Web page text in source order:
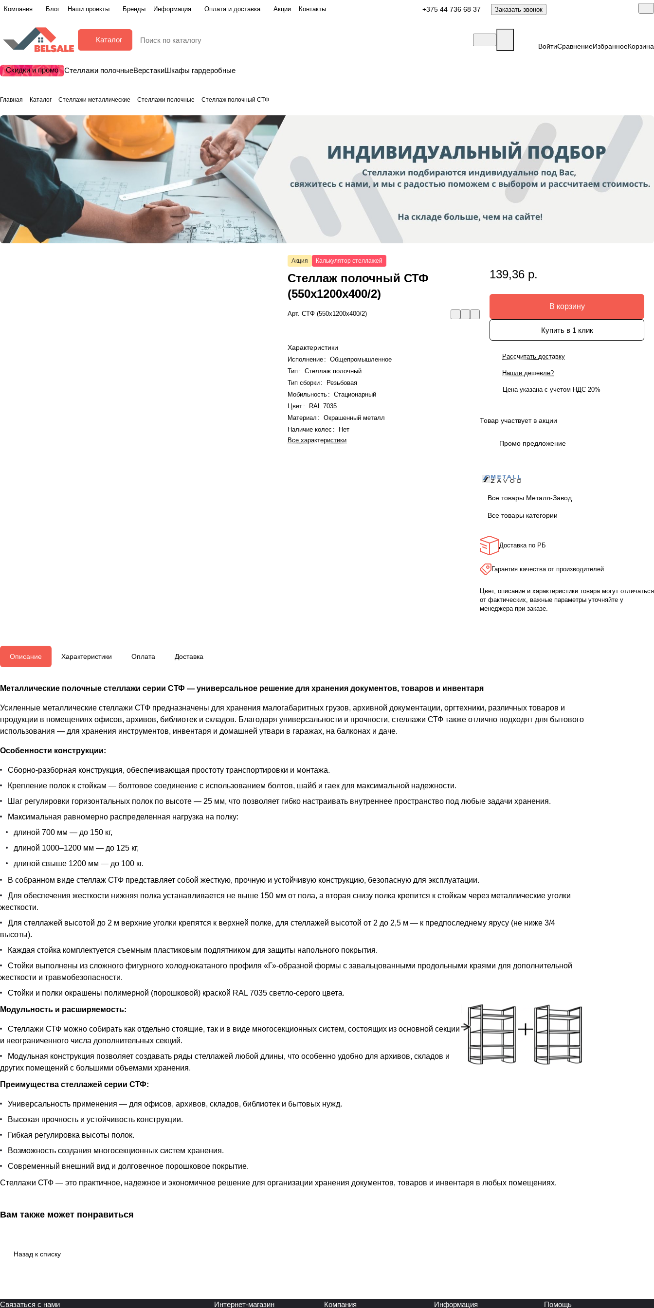
Компания Блог Наши проекты Бренды Информация Оплата и доставка Акции Контакты +375 44 736 68 37 Заказать звонок
Каталог
ВойтиСравнениеИзбранноеКорзина
Скидки и промо Стеллажи полочныеВерстакиШкафы гардеробные
Главная Каталог Стеллажи металлические Стеллажи полочные Стеллаж полочный СТФ
Акция Калькулятор стеллажей
Стеллаж полочный СТФ
(550x1200x400/2)
Арт.СТФ (550x1200x400/2)
Характеристики
Исполнение :
Общепромышленное
Тип :
Стеллаж полочный
Тип сборки:
Резьбовая
Мобильность :
Стационарный
Цвет :
RAL 7035
Материал :
Окрашенный металл
Наличие колес :
Нет
Все характеристики
139,36 р.
В корзину
Купить в 1 клик
Рассчитать доставку
Нашли дешевле?
Цена указана с учетом НДС 20%
Товар участвует в акции
Промо предложение
Все товары Металл-Завод
Все товары категории
Доставка по РБ
Гарантия качества от производителей
Цвет, описание и характеристики товара могут отличаться
от фактических, важные параметры уточняйте у
менеджера при заказе.
Описание Характеристики Оплата Доставка
Металлические полочные стеллажи серии СТФ — универсальное решение для хранения документов, товаров и инвентаря
Усиленные металлические стеллажи СТФ предназначены для хранения малогабаритных грузов, архивной документации, оргтехники, различных товаров и
продукции в помещениях офисов, архивов, библиотек и складов. Благодаря универсальности и прочности, стеллажи СТФ также отлично подходят для бытового
использования — для хранения инструментов, инвентаря и домашней утвари в гаражах, на балконах и даче.
Особенности конструкции:
Сборно-разборная конструкция, обеспечивающая простоту транспортировки и монтажа.
Крепление полок к стойкам — болтовое соединение с использованием болтов, шайб и гаек для максимальной надежности.
Шаг регулировки горизонтальных полок по высоте — 25 мм, что позволяет гибко настраивать внутреннее пространство под любые задачи хранения.
Максимальная равномерно распределенная нагрузка на полку:
длиной 700 мм — до 150 кг,
длиной 1000–1200 мм — до 125 кг,
длиной свыше 1200 мм — до 100 кг.
В собранном виде стеллаж СТФ представляет собой жесткую, прочную и устойчивую конструкцию, безопасную для эксплуатации.
Для обеспечения жесткости нижняя полка устанавливается не выше 150 мм от пола, а вторая снизу полка крепится к стойкам через металлические уголки
жесткости.
Для стеллажей высотой до 2 м верхние уголки крепятся к верхней полке, для стеллажей высотой от 2 до 2,5 м — к предпоследнему ярусу (не ниже 3/4
высоты).
Каждая стойка комплектуется съемным пластиковым подпятником для защиты напольного покрытия.
Стойки выполнены из сложного фигурного холоднокатаного профиля «Г»-образной формы с завальцованными продольными краями для дополнительной
жесткости и травмобезопасности.
Стойки и полки окрашены полимерной (порошковой) краской RAL 7035 светло-серого цвета.
Модульность и расширяемость:
Стеллажи СТФ можно собирать как отдельно стоящие, так и в виде многосекционных систем, состоящих из основной секции
и неограниченного числа дополнительных секций.
Модульная конструкция позволяет создавать ряды стеллажей любой длины, что особенно удобно для архивов, складов и
других помещений с большими объемами хранения.
Преимущества стеллажей серии СТФ:
Универсальность применения — для офисов, архивов, складов, библиотек и бытовых нужд.
Высокая прочность и устойчивость конструкции.
Гибкая регулировка высоты полок.
Возможность создания многосекционных систем хранения.
Современный внешний вид и долговечное порошковое покрытие.
Стеллажи СТФ — это практичное, надежное и экономичное решение для организации хранения документов, товаров и инвентаря в любых помещениях.
Вам также может понравиться
Назад к списку
Связаться с нами Интернет-магазин Компания Информация Помощь